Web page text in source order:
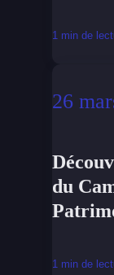
1 min de
26
du
1 min de